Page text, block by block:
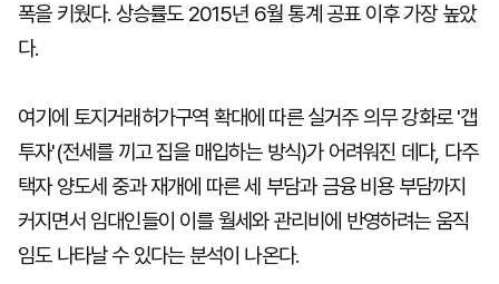
폭을 키웠다. 상승률도 2015년 6월 통계 공표 이후 가장 높았
다.
여기에 토지거래허가구역 확대에 따른 실거주 의무 강화로 '갭
투자'(전세를 끼고 집을 매입하는 방식)가 어려워진 데다, 다주
택자 양도세 중과 재개에 따른 세 부담과 금융 비용 부담까지
커지면서 임대인들이 이를 월세와 관리비에 반영하려는 움직
임도 나타날 수 있다는 분석이 나온다.